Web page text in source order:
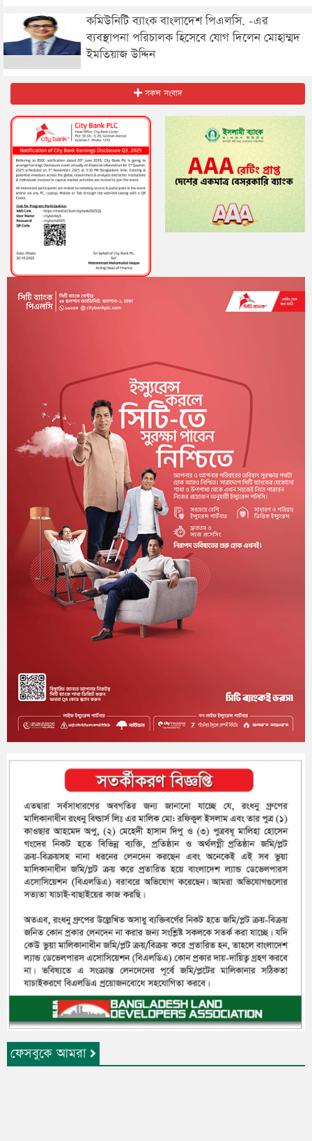
কমিউনিটি ব্যাংক বাংলাদেশ পিএলসি. -এর
ব্যবস্থাপনা পরিচালক হিসেবে যোগ দিলেন মোহাম্মদ
ইমতিয়াজ উদ্দিন
সকল সংবাদ
ফেসবুকে আমরা